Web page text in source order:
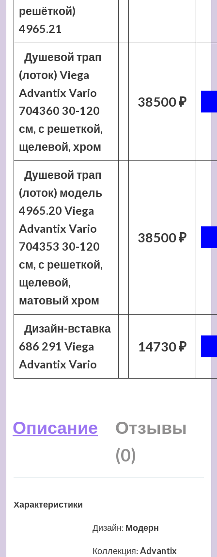
решёткой)
4965.21
Душевой трап
(лоток) Viega
Advantix Vario
704360 30-120
см, с решеткой,
щелевой, хром
38500 ₽
Душевой трап
(лоток) модель
4965.20 Viega
Advantix Vario
704353 30-120
см, с решеткой,
щелевой,
матовый хром
38500 ₽
Дизайн-вставка
686 291 Viega
Advantix Vario
14730 ₽
Описание
Отзывы
(0)
Характеристики
Дизайн: Модерн
Коллекция:Advantix